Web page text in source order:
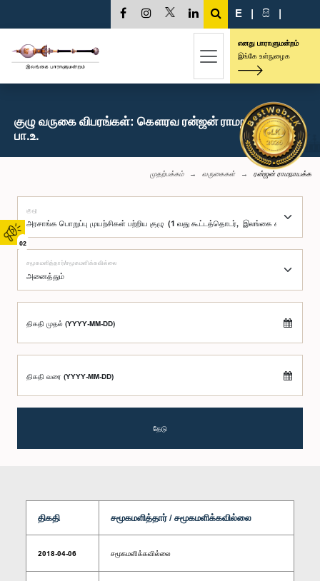
02
E | සි |
எனது பாராளுமன்றம்
இங்கே உள்நுழைக
குழு வருகை விபரங்கள்: கௌரவ ரன்ஜன் ராமநாயக்க,
பா.உ.
முதற்பக்கம் வருகைகள் ரன்ஜன் ராமநாயக்க
குழு
சமூகமளித்தார்/சமூகமளிக்கவில்லை
திகதி முதல் (YYYY-MM-DD)
திகதி வரை (YYYY-MM-DD)
தேடு
திகதி சமூகமளித்தார் / சமூகமளிக்கவில்லை
2018-04-06 சமூகமளிக்கவில்லை